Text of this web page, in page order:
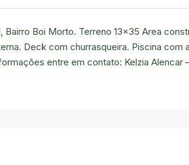
Boi Morto. Terreno 13×35 Area
Deck com churrasqueira. Piscina com
entre em contato: Kelzia Alencar